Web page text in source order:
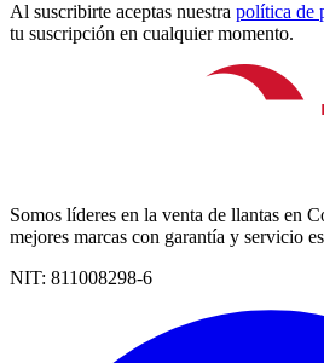
Al suscribirte aceptas nuestra política de
tu suscripción en cualquier momento.
Somos líderes en la venta de llantas en
mejores marcas con garantía y servicio
NIT: 811008298-6